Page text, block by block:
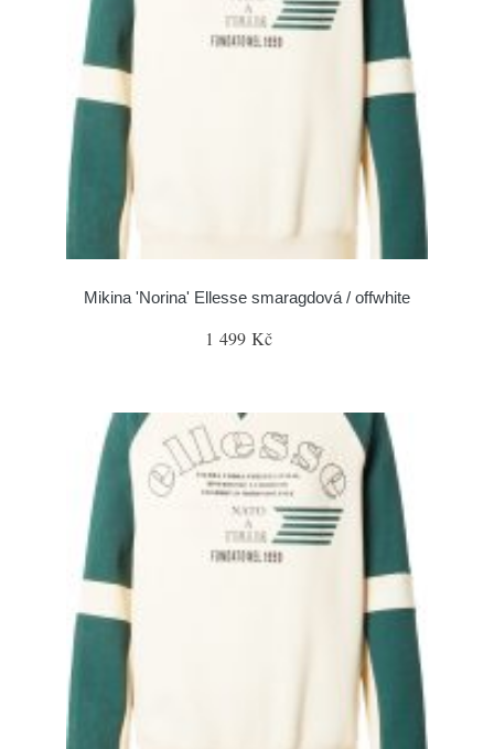
Mikina 'Norina' Ellesse smaragdová / offwhite
1 499 Kč